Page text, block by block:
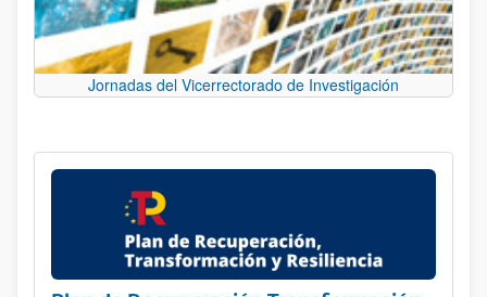
Jornadas del Vicerrectorado de Investigación